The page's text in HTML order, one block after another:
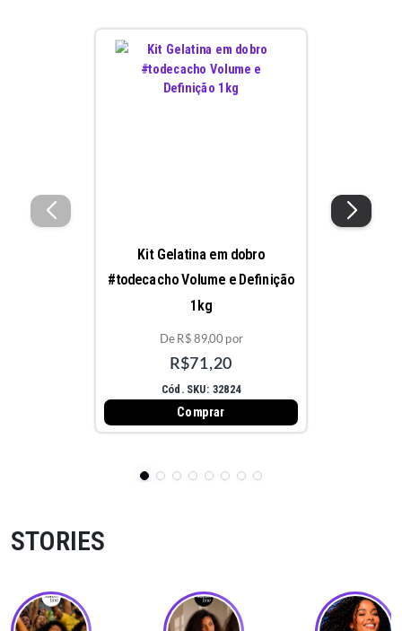
Kit Gelatina em dobro
#todecacho Volume e Definição
1kg
De R$ 89,00 por
R$71,20
Cód. SKU: 32824
Comprar
STORIES